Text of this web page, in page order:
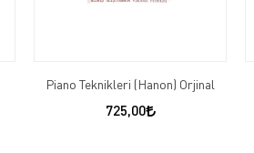
Piano Teknikleri (Hanon) Orjinal
725,00